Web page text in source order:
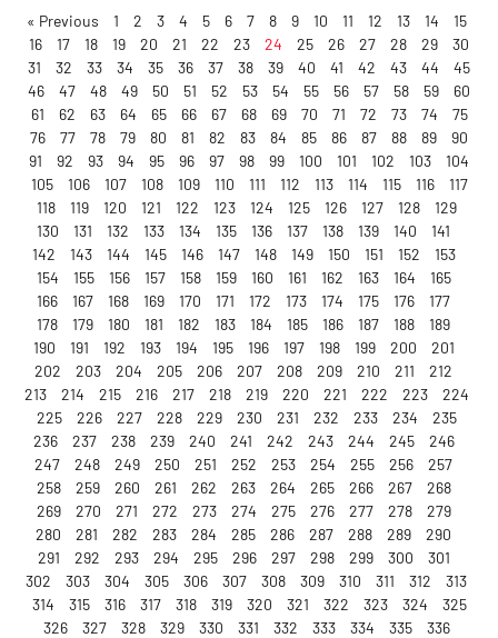
« Previous 1 2 3 4 5 6 7 8 9 10 11 12 13 14
15
16
17 18 19 20 21 22 23 24 25 26 27 28 29
30
31
32 33 34 35 36 37 38 39 40 41 42 43 44
45
46
47 48 49 50 51 52 53 54 55 56 57 58 59
60
61
62 63 64 65 66 67 68 69 70 71 72 73 74
75
76
77 78 79 80 81 82 83 84 85 86 87 88 89
90
91
92 93 94 95 96 97 98 99 100 101 102 103
104
105
106 107 108 109 110 111 112 113 114 115 116
117
118
119 120 121 122 123 124 125 126 127 128
129
130
131 132 133 134 135 136 137 138 139 140
141
142
143 144 145 146 147 148 149 150 151 152
153
154
155 156 157 158 159 160 161 162 163 164
165
166
167 168 169 170 171 172 173 174 175 176
177
178
179 180 181 182 183 184 185 186 187 188
189
190
191 192 193 194 195 196 197 198 199 200
201
202
203 204 205 206 207 208 209 210 211
212
213
214 215 216 217 218 219 220 221 222 223
224
225
226 227 228 229 230 231 232 233 234
235
236
237 238 239 240 241 242 243 244 245
246
247
248 249 250 251 252 253 254 255 256
257
258
259 260 261 262 263 264 265 266 267
268
269
270 271 272 273 274 275 276 277 278
279
280
281 282 283 284 285 286 287 288 289
290
291
292 293 294 295 296 297 298 299 300
301
302
303 304 305 306 307 308 309 310 311 312
313
314
315 316 317 318 319 320 321 322 323 324
325
326
327 328 329 330 331 332 333 334 335
336